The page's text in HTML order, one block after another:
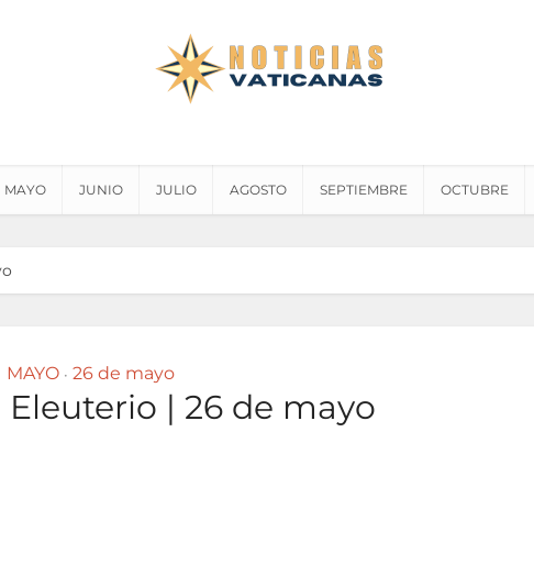
MAYO JUNIO JULIO AGOSTO SEPTIEMBRE OCTUBRE
MAYO • 26 de mayo
Eleuterio | 26 de mayo